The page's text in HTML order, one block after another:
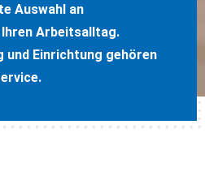
Auswahl an
Arbeitsalltag.
und Einrichtung gehören